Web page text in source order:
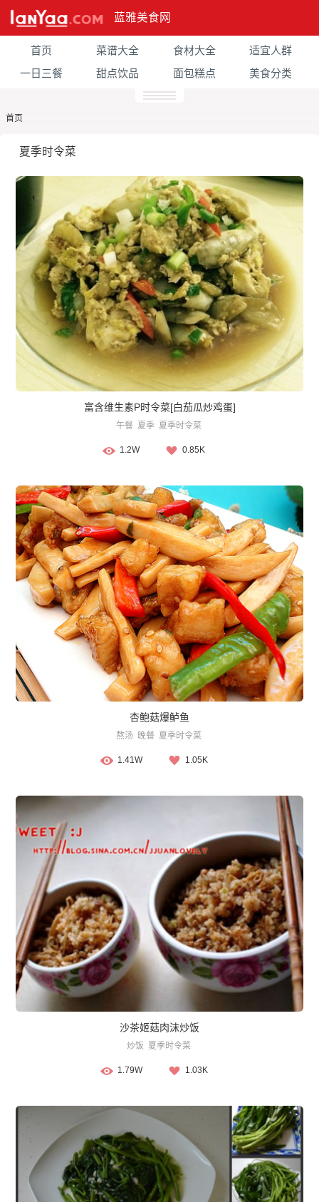
蓝雅美食网
首页 菜谱大全 食材大全
适宜人群
一日三餐
甜点饮品 面包糕点 美食分类
首页
夏季时令菜
富含维生素P时令菜[白茄瓜炒鸡蛋]
午餐 夏季 夏季时令菜
1.2W 0.85K
杏鲍菇爆鲈鱼
熬汤 晚餐 夏季时令菜
1.41W 1.05K
沙茶姬菇肉沫炒饭
炒饭 夏季时令菜
1.79W 1.03K